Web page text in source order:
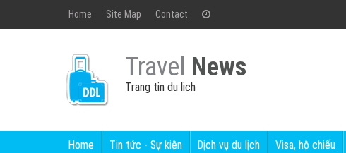
Home Site Map Contact
Travel News
Trang tin du lịch
Home Tin tức - Sự kiện Dịch vụ du lịch Visa, hộ chiếu